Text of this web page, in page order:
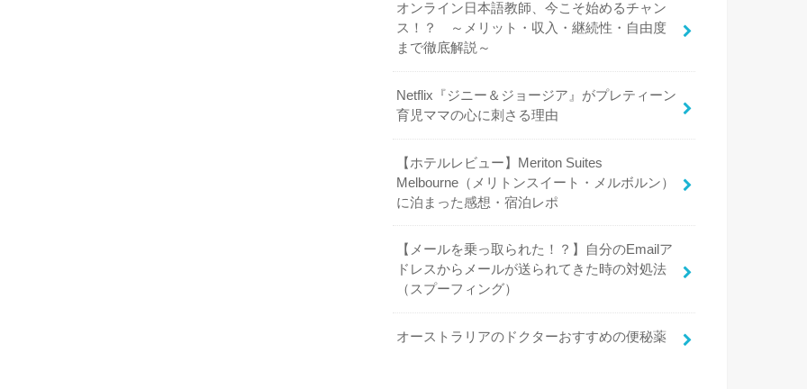
オンライン日本語教師、今こそ始めるチャン
ス！？ ～メリット・収入・継続性・自由度
まで徹底解説～
Netflix『ジニー＆ジョージア』がプレティーン
育児ママの心に刺さる理由
【ホテルレビュー】Meriton Suites
Melbourne（メリトンスイート・メルボルン）
に泊まった感想・宿泊レポ
【メールを乗っ取られた！？】自分のEmailア
ドレスからメールが送られてきた時の対処法
（スプーフィング）
オーストラリアのドクターおすすめの便秘薬